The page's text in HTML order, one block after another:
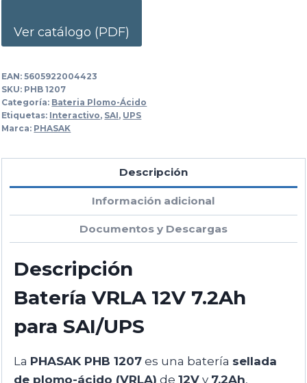
Ver catálogo (PDF)
EAN:5605922004423
SKU: PHB 1207
Categoría: Bateria Plomo-Ácido
Etiquetas: Interactivo, SAI, UPS
Marca: PHASAK
Descripción
Información adicional
Documentos y Descargas
Descripción
Batería VRLA 12V 7.2Ah
para SAI/UPS
La PHASAK PHB 1207 es una batería sellada
de plomo-ácido (VRLA) de12V y 7.2Ah,